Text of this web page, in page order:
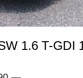
1.6 T-GDI